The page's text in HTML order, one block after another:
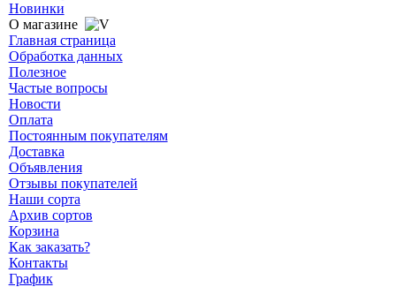
Новинки
О магазине
Главная страница
Обработка данных
Полезное
Частые вопросы
Новости
Оплата
Постоянным покупателям
Доставка
Объявления
Отзывы покупателей
Наши сорта
Архив сортов
Корзина
Как заказать?
Контакты
График